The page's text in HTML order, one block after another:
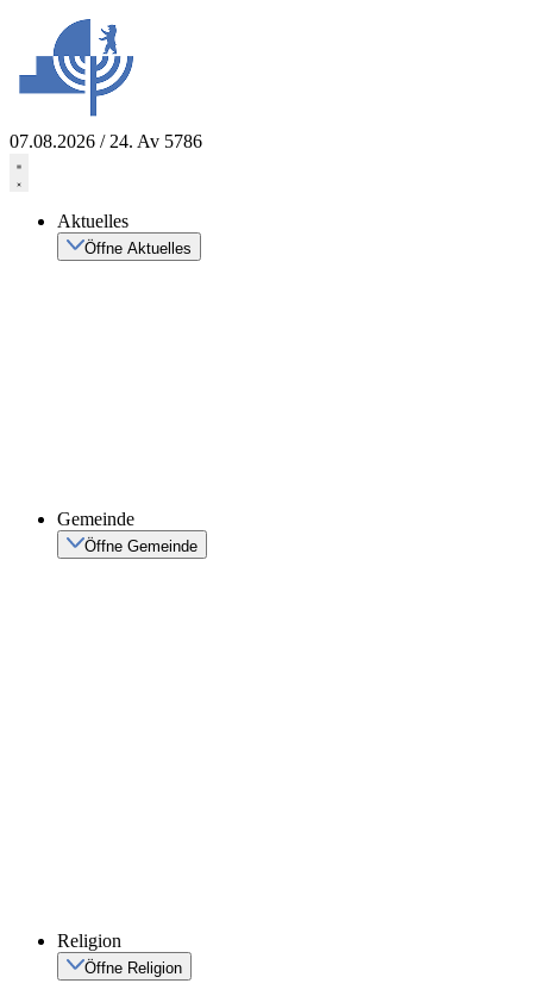
springen
07.08.2026 / 24. Av 5786
Aktuelles
Öffne Aktuelles
Gemeinde
Öffne Gemeinde
Religion
Öffne Religion